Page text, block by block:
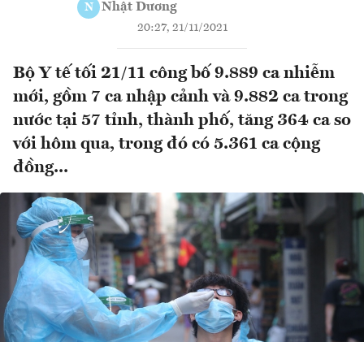
N Nhật Dương
20:27, 21/11/2021
Bộ Y tế tối 21/11 công bố 9.889 ca nhiễm
mới, gồm 7 ca nhập cảnh và 9.882 ca trong
nước tại 57 tỉnh, thành phố, tăng 364 ca so
với hôm qua, trong đó có 5.361 ca cộng
đồng...